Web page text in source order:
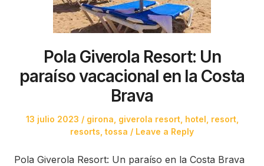
Pola Giverola Resort: Un
paraíso vacacional en la Costa
Brava
Posted
13 julio 2023
Posted
in
girona giverola resort, hotel resort,
resorts tossa Leave a Reply
Pola Giverola Resort: Un paraíso en la Costa Brava